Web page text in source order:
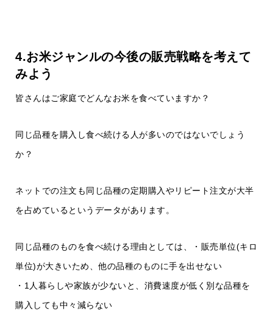
4.お米ジャンルの今後の販売戦略を考えて
みよう
皆さんはご家庭でどんなお米を食べていますか？
同じ品種を購入し食べ続ける人が多いのではないでしょう
か？
ネットでの注文も同じ品種の定期購入やリピート注文が大半
を占めているというデータがあります。
同じ品種のものを食べ続ける理由としては、・販売単位(キロ
単位)が大きいため、他の品種のものに手を出せない
・1人暮らしや家族が少ないと、消費速度が低く別な品種を
購入しても中々減らない